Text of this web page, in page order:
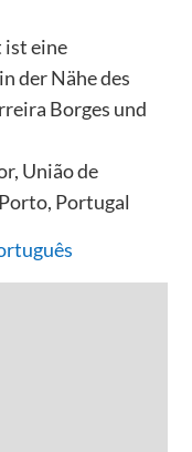
ist eine
der Nähe des
Borges und
União de
Portugal